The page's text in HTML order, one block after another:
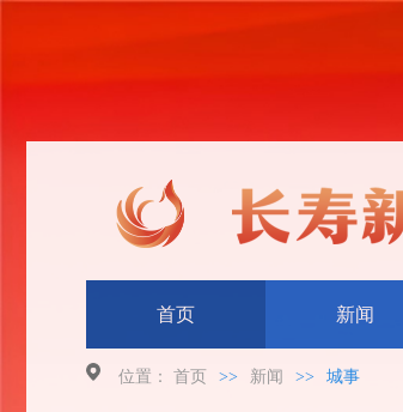
首页 新闻
位置： 首页 >> 新闻 >> 城事